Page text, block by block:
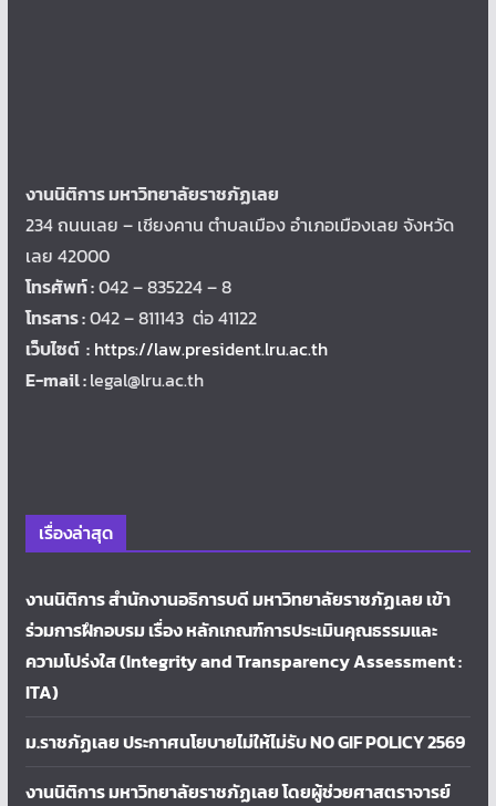
งานนิติการ มหาวิทยาลัยราชภัฏเลย
234 ถนนเลย – เชียงคาน ตำบลเมือง อำเภอเมืองเลย จังหวัด
เลย 42000
โทรศัพท์ :042 – 835224 – 8
โทรสาร :042 – 811143 ต่อ 41122
เว็บไซต์ : https://law.president.lru.ac.th
E-mail :legal@lru.ac.th
เรื่องล่าสุด
งานนิติการ สำนักงานอธิการบดี มหาวิทยาลัยราชภัฏเลย เข้า
ร่วมการฝึกอบรม เรื่อง หลักเกณฑ์การประเมินคุณธรรมและ
ความโปร่งใส (Integrity and Transparency Assessment :
ITA)
ม.ราชภัฏเลย ประกาศนโยบายไม่ให้ไม่รับ NO GIF POLICY 2569
งานนิติการ มหาวิทยาลัยราชภัฏเลย โดยผู้ช่วยศาสตราจารย์